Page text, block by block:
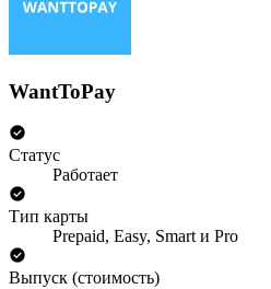
WantToPay
Статус
Работает
Тип карты
Prepaid, Easy, Smart и Pro
Выпуск (стоимость)